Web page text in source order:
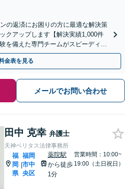
の返済にお困りの方に最適な解決策
クアップします【解決実績1,000件
を備えた専門チームがスピーディー
LINE相談可】
金表を見る
メールでお問い合わせ
田中 克幸 弁護士
天神ベリタス法律事務所
福
岡
県
|
福岡
市中
央区
薬院駅
から徒歩
1分
営業時間：10:00~
19:00（土日祝日）